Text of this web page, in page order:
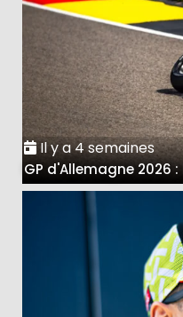
Il y a 4 semaines
GP d'Allemagne 2026